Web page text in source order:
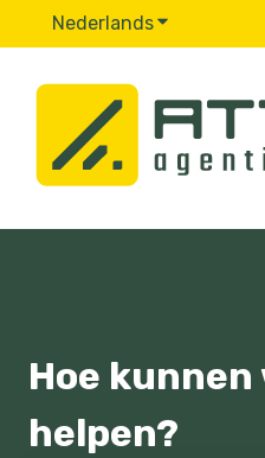
NederlandsSubmenu
Hoe kunnen
helpen?